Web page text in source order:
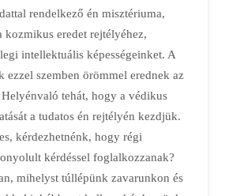
rendelkező én misztériuma,
kozmikus eredet rejtélyéhez,
intellektuális képességeinket. A
ezzel szemben örömmel erednek az
tehát, hogy a védikus
a tudatos én rejtélyén kezdjük.
kérdezhetnénk, hogy régi
kérdéssel foglalkozzanak?
mihelyst túllépünk zavarunkon és